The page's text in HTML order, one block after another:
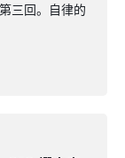
三回。自律的